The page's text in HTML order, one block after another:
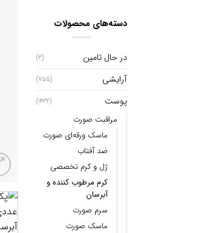
دسته‌های محصولات
در حال تامین (3)
آرایشی (755)
پوست (1432)
مراقبت صورت
ماسک ورقه‌ای صورت
ضد آفتاب
ژل و کرم تخصصی
کرم مرطوب کننده و
آبرسان
سرم صورت
ماسک صورت